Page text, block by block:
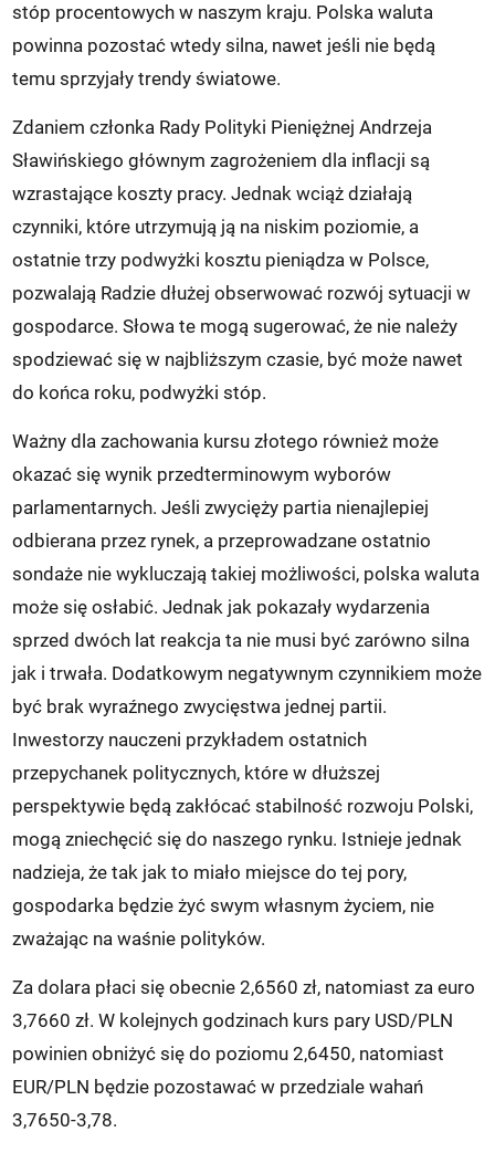
stóp procentowych w naszym kraju. Polska waluta
powinna pozostać wtedy silna, nawet jeśli nie będą
temu sprzyjały trendy światowe.
Zdaniem członka Rady Polityki Pieniężnej Andrzeja
Sławińskiego głównym zagrożeniem dla inflacji są
wzrastające koszty pracy. Jednak wciąż działają
czynniki, które utrzymują ją na niskim poziomie, a
ostatnie trzy podwyżki kosztu pieniądza w Polsce,
pozwalają Radzie dłużej obserwować rozwój sytuacji w
gospodarce. Słowa te mogą sugerować, że nie należy
spodziewać się w najbliższym czasie, być może nawet
do końca roku, podwyżki stóp.
Ważny dla zachowania kursu złotego również może
okazać się wynik przedterminowym wyborów
parlamentarnych. Jeśli zwycięży partia nienajlepiej
odbierana przez rynek, a przeprowadzane ostatnio
sondaże nie wykluczają takiej możliwości, polska waluta
może się osłabić. Jednak jak pokazały wydarzenia
sprzed dwóch lat reakcja ta nie musi być zarówno silna
jak i trwała. Dodatkowym negatywnym czynnikiem może
być brak wyraźnego zwycięstwa jednej partii.
Inwestorzy nauczeni przykładem ostatnich
przepychanek politycznych, które w dłuższej
perspektywie będą zakłócać stabilność rozwoju Polski,
mogą zniechęcić się do naszego rynku. Istnieje jednak
nadzieja, że tak jak to miało miejsce do tej pory,
gospodarka będzie żyć swym własnym życiem, nie
zważając na waśnie polityków.
Za dolara płaci się obecnie 2,6560 zł, natomiast za euro
3,7660 zł. W kolejnych godzinach kurs pary USD/PLN
powinien obniżyć się do poziomu 2,6450, natomiast
EUR/PLN będzie pozostawać w przedziale wahań
3,7650-3,78.